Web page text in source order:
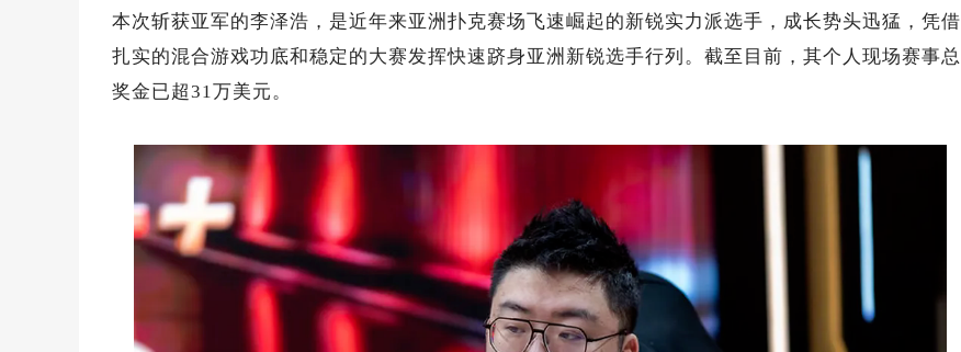
本次斩获亚军的李泽浩，是近年来亚洲扑克赛场飞速崛起的新锐实力派选手，成长势头迅猛，凭借
扎实的混合游戏功底和稳定的大赛发挥快速跻身亚洲新锐选手行列。截至目前，其个人现场赛事总
奖金已超31万美元。